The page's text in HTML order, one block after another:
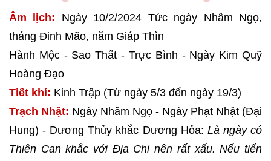
Âm lịch: Ngày 10/2/2024 Tức ngày Nhâm Ngọ,
tháng Đinh Mão, năm Giáp Thìn
Hành Mộc - Sao Thất - Trực Bình - Ngày Kim Quỹ
Hoàng Đạo
Tiết khí: Kinh Trập (Từ ngày 5/3 đến ngày 19/3)
Trạch Nhật: Ngày Nhâm Ngọ - Ngày Phạt Nhật (Đại
Hung) - Dương Thủy khắc Dương Hỏa: Là ngày có
Thiên Can khắc với Địa Chi nên rất xấu. Nếu tiến